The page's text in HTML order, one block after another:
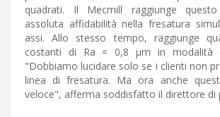
quadrati. Il Mecmill raggiunge
assoluta affidabilità nella fresatura
assi. Allo stesso tempo, raggiunge
costanti di Ra = 0,8 μm in modalità
"Dobbiamo lucidare solo se i clienti non
linea di fresatura. Ma ora anche
veloce", afferma soddisfatto il direttore di